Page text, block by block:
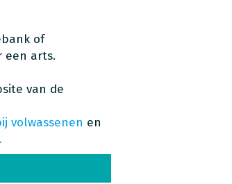
of
een arts.
van de
volwassenen en